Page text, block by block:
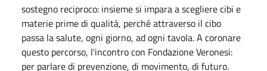
sostegno reciproco: insieme si impara a scegliere cibi e
materie prime di qualità, perché attraverso il cibo
passa la salute, ogni giorno, ad ogni tavola. A coronare
questo percorso, l'incontro con Fondazione Veronesi:
per parlare di prevenzione, di movimento, di futuro.